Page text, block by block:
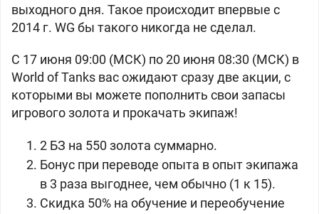
выходного дня. Такое происходит впервые с
2014 г. WG бы такого никогда не сделал.
С 17 июня 09:00 (МСК) по 20 июня 08:30 (МСК) в
World of Tanks вас ожидают сразу две акции, с
которыми вы можете пополнить свои запасы
игрового золота и прокачать экипаж!
2 БЗ на 550 золота суммарно.
Бонус при переводе опыта в опыт экипажа
в 3 раза выгоднее, чем обычно (1 к 15).
Скидка 50% на обучение и переобучение